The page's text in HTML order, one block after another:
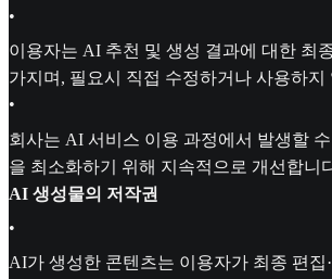
•
이용자는 AI 추천 및 생성 결과에 대한 최
가지며, 필요시 직접 수정하거나 사용하지
•
회사는 AI 서비스 이용 과정에서 발생할
을 최소화하기 위해 지속적으로 개선합니
AI 생성물의 저작권
•
AI가 생성한 콘텐츠는 이용자가 최종 편집